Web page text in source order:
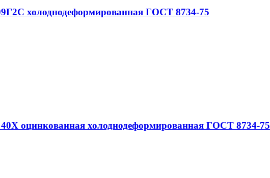
холоднодеформированная ГОСТ 8734-75
оцинкованная холоднодеформированная ГОСТ 8734-75